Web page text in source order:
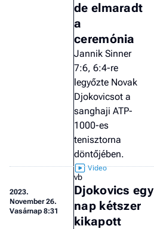
de elmaradt
a
ceremónia
Jannik Sinner
7:6, 6:4-re
legyőzte Novak
Djokovicsot a
sanghaji ATP-
1000-es
tenisztorna
döntőjében.
2023.
November 26.
Vasárnap 8:31
vb
Djokovics egy
nap kétszer
kikapott